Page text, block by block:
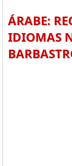
ÁRABE:
IDIOMAS